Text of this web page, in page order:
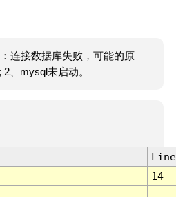
连接数据库失败，可能的原
、mysql未启动。
Line
14